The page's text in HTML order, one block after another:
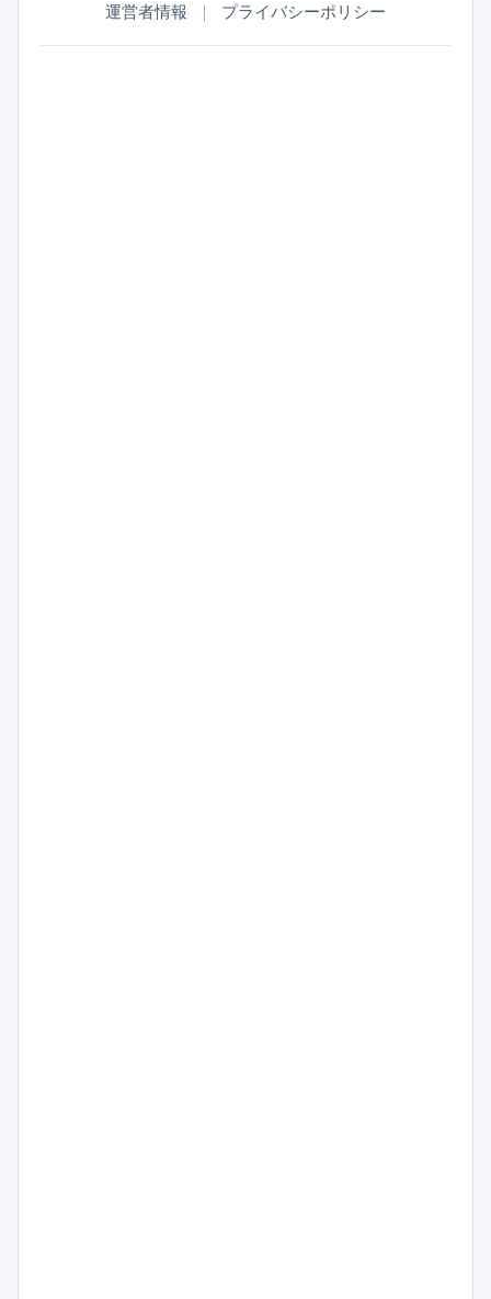
運営者情報 ｜ プライバシーポリシー